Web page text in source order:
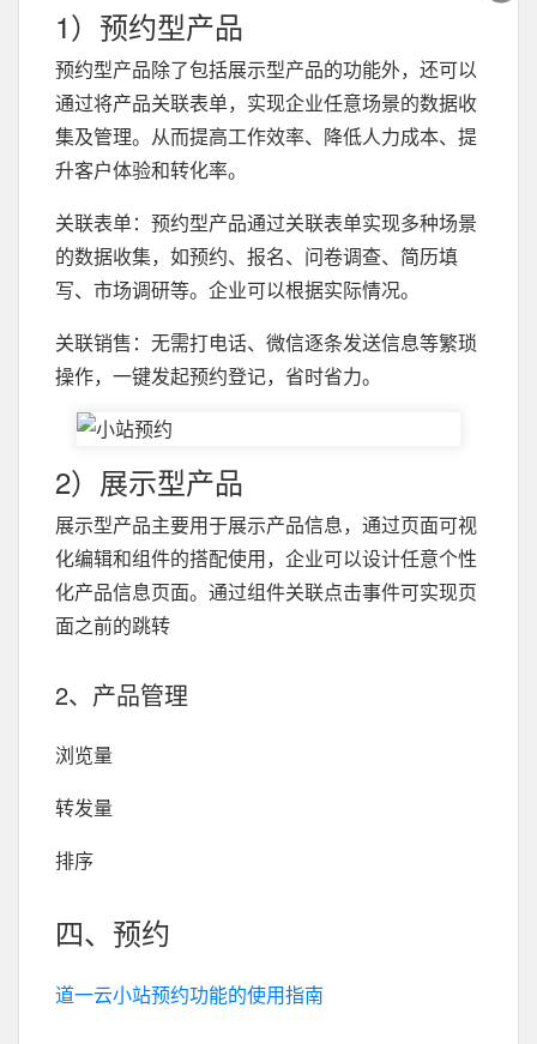
1）预约型产品
预约型产品除了包括展示型产品的功能外，还可以
通过将产品关联表单，实现企业任意场景的数据收
集及管理。从而提高工作效率、降低人力成本、提
升客户体验和转化率。
关联表单：预约型产品通过关联表单实现多种场景
的数据收集，如预约、报名、问卷调查、简历填
写、市场调研等。企业可以根据实际情况。
关联销售：无需打电话、微信逐条发送信息等繁琐
操作，一键发起预约登记，省时省力。
2）展示型产品
展示型产品主要用于展示产品信息，通过页面可视
化编辑和组件的搭配使用，企业可以设计任意个性
化产品信息页面。通过组件关联点击事件可实现页
面之前的跳转
2、产品管理
浏览量
转发量
排序
四、预约
道一云小站预约功能的使用指南